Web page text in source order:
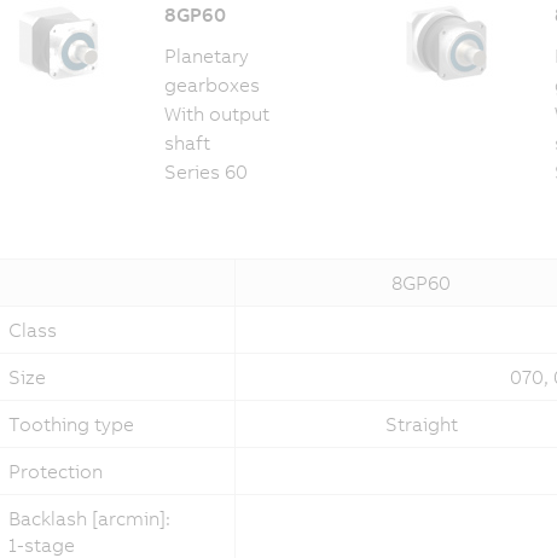
8GP60
Planetary
gearboxes
With output
shaft
Series 60
8GP60
Class
Size
070,
Toothing type
Straight
Protection
Backlash [arcmin]:
1-stage